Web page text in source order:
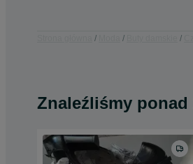
Znaleźliśmy ponad